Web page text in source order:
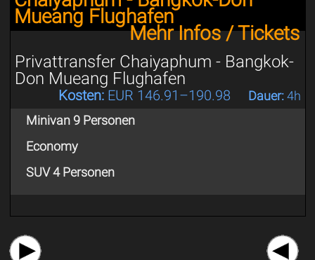
Mueang Flughafen
Mehr Infos / Tickets
Privattransfer Chaiyaphum - Bangkok-
Don Mueang Flughafen
Kosten:EUR 146.91–190.98 Dauer:4h
Minivan 9 Personen
Economy
SUV 4 Personen